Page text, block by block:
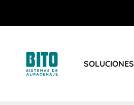
SOLUCIONES